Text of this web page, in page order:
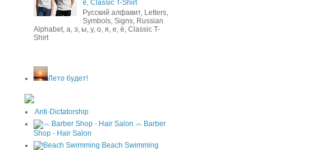
ё, Classic T-Shirt
Русский алфавит, Letters,
Symbols, Signs, Russian
Alphabet, а, э, ы, у, о, я, е, ё, Classic T-
Shirt
Лето будет!
Anti-Dictatorship
෴ Barber
Shop - Hair Salon
Beach Swimming